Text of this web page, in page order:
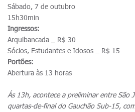
Sábado, 7 de outubro
15h30min
Ingressos:
Arquibancada _ R$ 30
Sócios, Estudantes e Idosos _ R$ 15
Portões:
Abertura às 13 horas
Ás 13h, acontece a preliminar entre São
quartas-de-final do Gauchão Sub-15,